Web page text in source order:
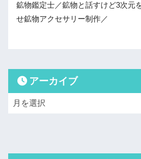
鉱物鑑定士／鉱物と話すけど3次元
せ鉱物アクセサリー制作／
アーカイブ